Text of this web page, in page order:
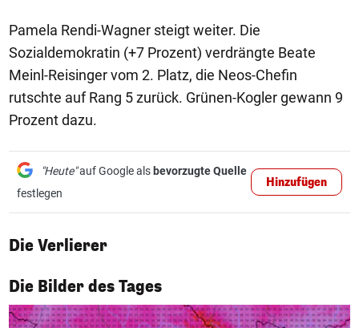
Pamela Rendi-Wagner steigt weiter. Die
Sozialdemokratin (+7 Prozent) verdrängte Beate
Meinl-Reisinger vom 2. Platz, die Neos-Chefin
rutschte auf Rang 5 zurück. Grünen-Kogler gewann 9
Prozent dazu.
"Heute"auf Google als bevorzugte Quelle
festlegen
Hinzufügen
Die Verlierer
Die Bilder des Tages
1/50